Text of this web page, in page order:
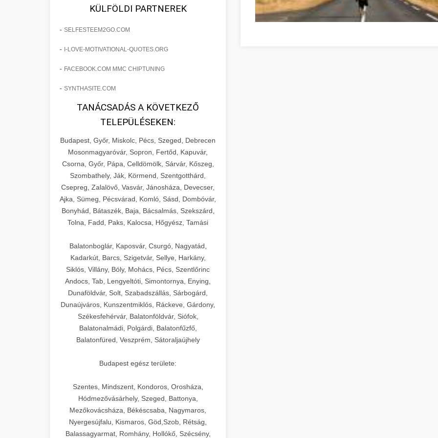
sebészeti praxisban.
páciensszám növekedés
os Növekedést
Lépésről lépésre marketing tervrajz,
eredményezett. Ismerje meg a
szonyegtisztito.net
marketing stratégiai tervrajz
os Növekedésének
Története
Teljes dokumentáció egy klinika
átalakulási útjáról, bemutatva az utat a
küzdő praxistól a virágzó vállalkozásig
150%-os növekedéssel.
szonyegtakaritas.org
klinika átalakulási történet
🎪 18. Szemhéjplasztika
Iránti Érdeklődés 150%-
Technikák és módszerek a páciensek
érdeklődésének és elkötelezettségének
drámai növeléséhez. Egy 150%-os
fellendülési esettanulmány gyakorlati
betekintésekkel.
weboldal-keszites.co
elkötelezettség erősítési módszerek
🎮 19. AI Google Ads és
Meta Kampány Kezelés +
Fejlett AI-alapú Google Ads és Meta
hirdetési kampánykezelés.
Optimalizálja hirdetési költségvetését
aikampany.hu
AI hirdetési automatizálás
🍞 20. Ipari Dagasztógép +
Professzionális ipari dagasztógépek és
tésztakeverő gépek pékségek és
kereskedelmi konyhák számára.
Masszív konstrukció megbízható
teljesítményhez.
chef-iparikonyhagepek.hu
kereskedelmi tésztakeverő
🔪 21. Ipari Szeletelőgép+
Ipari hús- és sajtszeletelő gépek
professzionális élelmiszer-
előkészítéshez. Precíziós vágás
állítható vastagság beállítással.
chef-iparikonyhagepek.hu
professzionális élelmiszer szeletelő
📦 22. Vákuumozó Gép +
Kereskedelmi vákuumcsomagoló
berendezések élelmiszerek
szavatossági időt és tartsa meg a
chef-iparikonyhagepek.hu
vákuum lezáró berendezés
🎁 23. Vákuumfóliázó
+
professzionális élelmiszer-csomagolási
műveletekhez. Hatékony lezárási és
tartósítási megoldások.
chef-iparikonyhagepek.hu
🔥 24. Ipari Sütő és
Gőzpároló
+
Kereskedelmi légkeveréses sütők és
KÜLFÖLDI PARTNEREK
- SELFESTEEM2GO.COM
- I-LOVE-MOTIVATIONAL-QUOTES.ORG
- FACEBOOK.COM MMC CHIPTUNING
- SYNTHASITE.COM
TANÁCSADÁS A KÖVETKEZŐ
TELEPÜLÉSEKEN:
Budapest, Győr, Miskolc, Pécs, Szeged, Debrecen
Mosonmagyaróvár, Sopron, Fertőd, Kapuvár,
Csorna, Győr, Pápa, Celldömölk, Sárvár, Kőszeg,
Szombathely, Ják, Körmend, Szentgotthárd,
Csepreg, Zalalövő, Vasvár, Jánosháza, Devecser,
Ajka, Sümeg, Pécsvárad, Komló, Sásd, Dombóvár,
Bonyhád, Bátaszék, Baja, Bácsalmás, Szekszárd,
Tolna, Fadd, Paks, Kalocsa, Hőgyész, Tamási
Balatonboglár, Kaposvár, Csurgó, Nagyatád,
Kadarkút, Barcs, Szigetvár, Sellye, Harkány,
Siklós, Villány, Bóly, Mohács, Pécs, Szentlőrinc
Andocs, Tab, Lengyeltóti, Simontornya, Enying,
Dunaföldvár, Solt, Szabadszállás, Sárbogárd,
Dunaújváros, Kunszentmiklós, Ráckeve, Gárdony,
Székesfehérvár, Balatonföldvár, Siófok,
Balatonalmádi, Polgárdi, Balatonfűzfő,
Balatonfüred, Veszprém, Sátoraljaújhely
Budapest egész területe:
Szentes, Mindszent, Kondoros, Orosháza,
Hódmezővásárhely, Szeged, Battonya,
Mezőkovácsháza, Békéscsaba, Nagymaros,
Nyergesújfalu, Kismaros, Göd,Szob, Rétság,
Balassagyarmat, Romhány, Hollókő, Szécsény,